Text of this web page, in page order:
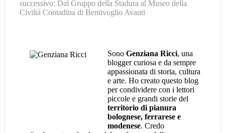
successivo: Dal Gruppo della Stadura al Museo della
Civiltà Contadina di Bentivoglio Avanti
Sono Genziana Ricci, una
blogger curiosa e da sempre
appassionata di storia, cultura
e arte. Ho creato questo blog
per condividere con i lettori
piccole e grandi storie del
territorio di pianura
bolognese, ferrarese e
modenese. Credo